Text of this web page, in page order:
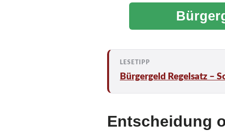
Bürgergeld Regelsatz –
Entscheidung